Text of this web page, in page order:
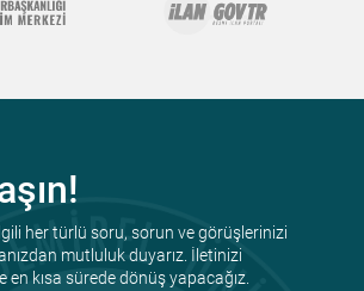
her türlü soru, sorun ve görüşlerinizi
mutluluk duyarız. İletinizi
en kısa sürede dönüş yapacağız.